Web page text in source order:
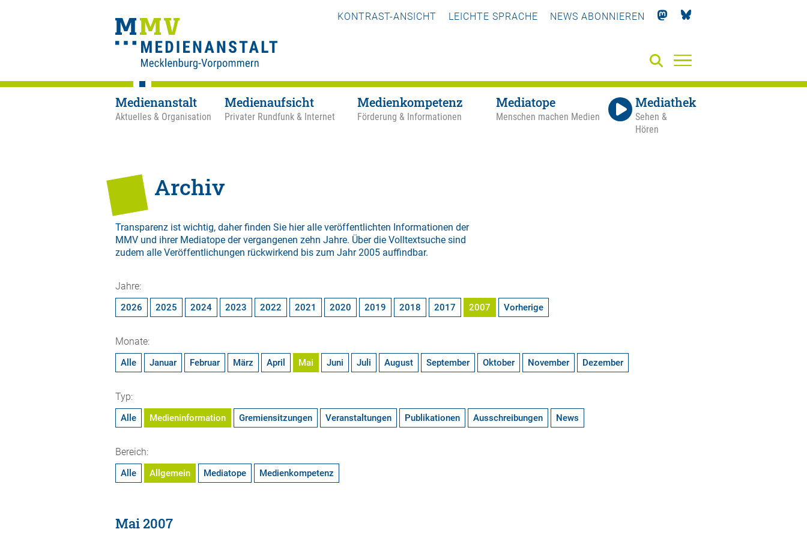
KONTRAST-ANSICHT LEICHTE SPRACHE NEWS ABONNIEREN
Medienanstalt
Aktuelles & Organisation
Medienaufsicht
Privater Rundfunk & Internet
Medienkompetenz
Förderung & Informationen
Mediatope
Menschen machen Medien
Mediathek
Sehen &
Hören
Archiv
Transparenz ist wichtig, daher finden Sie hier alle veröffentlichten Informationen der
MMV und ihrer Mediatope der vergangenen zehn Jahre. Über die Volltextsuche sind
zudem alle Veröffentlichungen rückwirkend bis zum Jahr 2005 auffindbar.
Jahre:
2026 2025 2024 2023 2022 2021 2020 2019 2018 2017 2007 Vorherige
Monate:
Alle Januar Februar März April Mai Juni Juli August September Oktober November Dezember
Typ:
Alle Medieninformation Gremiensitzungen Veranstaltungen Publikationen Ausschreibungen News
Bereich:
Alle Allgemein Mediatope Medienkompetenz
Mai 2007